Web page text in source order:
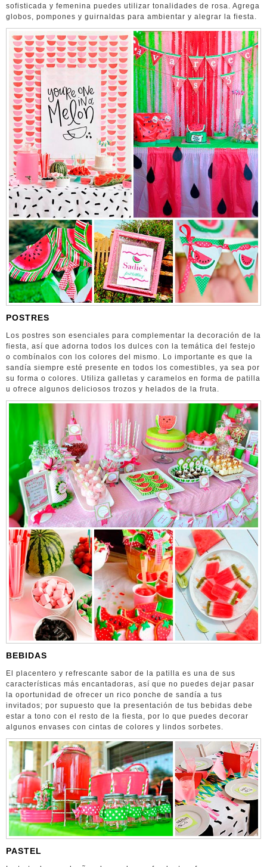
sofisticada y femenina puedes utilizar tonalidades de rosa. Agrega
globos, pompones y guirnaldas para ambientar y alegrar la fiesta.
POSTRES
Los postres son esenciales para complementar la decoración de la
fiesta, así que adorna todos los dulces con la temática del festejo
o combínalos con los colores del mismo. Lo importante es que la
sandía siempre esté presente en todos los comestibles, ya sea por
su forma o colores. Utiliza galletas y caramelos en forma de patilla
u ofrece algunos deliciosos trozos y helados de la fruta.
BEBIDAS
El placentero y refrescante sabor de la patilla es una de sus
características más encantadoras, así que no puedes dejar pasar
la oportunidad de ofrecer un rico ponche de sandía a tus
invitados; por supuesto que la presentación de tus bebidas debe
estar a tono con el resto de la fiesta, por lo que puedes decorar
algunos envases con cintas de colores y lindos sorbetes.
PASTEL